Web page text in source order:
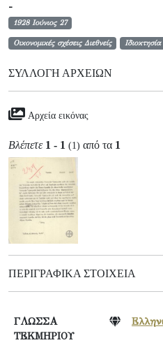
-
1928 Ιούνιος 27
Οικονομικές σχέσεις Διεθνείς
ΣΥΛΛΟΓΉ ΑΡΧΕΊΩΝ
Αρχεία εικόνας
Βλέπετε 1 - 1 (1) από τα 1
ΠΕΡΙΓΡΑΦΙΚΆ ΣΤΟΙΧΕΊΑ
ΓΛΩΣΣΑ
ΤΕΚΜΗΡΙΟΥ